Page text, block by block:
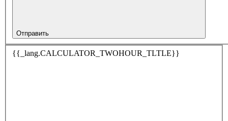
Отправить
{{_lang.CALCULATOR_TWOHOUR_TLTLE}}